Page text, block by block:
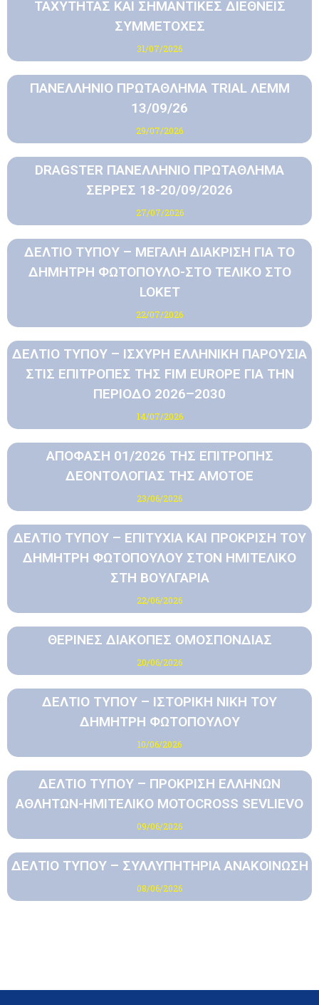
ΤΑΧΥΤΗΤΑΣ ΚΑΙ ΣΗΜΑΝΤΙΚΕΣ ΔΙΕΘΝΕΙΣ
ΣΥΜΜΕΤΟΧΕΣ
31/07/2026
ΠΑΝΕΛΛΗΝΙΟ ΠΡΩΤΑΘΛΗΜΑ TRIAL ΛΕΜΜ
13/09/26
29/07/2026
DRAGSTER ΠΑΝΕΛΛΗΝΙΟ ΠΡΩΤΑΘΛΗΜΑ
ΣΕΡΡΕΣ 18-20/09/2026
27/07/2026
ΔΕΛΤΙΟ ΤΥΠΟΥ – ΜΕΓΑΛΗ ΔΙΑΚΡΙΣΗ ΓΙΑ ΤΟ
ΔΗΜΗΤΡΗ ΦΩΤΟΠΟΥΛΟ-ΣΤΟ ΤΕΛΙΚΟ ΣΤΟ
LOKET
22/07/2026
ΔΕΛΤΙΟ ΤΥΠΟΥ – ΙΣΧΥΡΗ ΕΛΛΗΝΙΚΗ ΠΑΡΟΥΣΙΑ
ΣΤΙΣ ΕΠΙΤΡΟΠΕΣ ΤΗΣ FIM EUROPE ΓΙΑ ΤΗΝ
ΠΕΡΙΟΔΟ 2026–2030
14/07/2026
ΑΠΟΦΑΣΗ 01/2026 ΤΗΣ ΕΠΙΤΡΟΠΗΣ
ΔΕΟΝΤΟΛΟΓΙΑΣ ΤΗΣ ΑΜΟΤΟΕ
23/06/2026
ΔΕΛΤΙΟ ΤΥΠΟΥ – ΕΠΙΤΥΧΙΑ ΚΑΙ ΠΡΟΚΡΙΣΗ ΤΟΥ
ΔΗΜΗΤΡΗ ΦΩΤΟΠΟΥΛΟΥ ΣΤΟΝ ΗΜΙΤΕΛΙΚΟ
ΣΤΗ ΒΟΥΛΓΑΡΙΑ
22/06/2026
ΘΕΡΙΝΕΣ ΔΙΑΚΟΠΕΣ ΟΜΟΣΠΟΝΔΙΑΣ
20/06/2026
ΔΕΛΤΙΟ ΤΥΠΟΥ – ΙΣΤΟΡΙΚΗ ΝΙΚΗ ΤΟΥ
ΔΗΜΗΤΡΗ ΦΩΤΟΠΟΥΛΟΥ
10/06/2026
ΔΕΛΤΙΟ ΤΥΠΟΥ – ΠΡΟΚΡΙΣΗ ΕΛΛΗΝΩΝ
ΑΘΛΗΤΩΝ-ΗΜΙΤΕΛΙΚΟ MOTOCROSS SEVLIEVO
09/06/2026
ΔΕΛΤΙΟ ΤΥΠΟΥ – ΣΥΛΛΥΠΗΤΗΡΙΑ ΑΝΑΚΟΙΝΩΣΗ
08/06/2026